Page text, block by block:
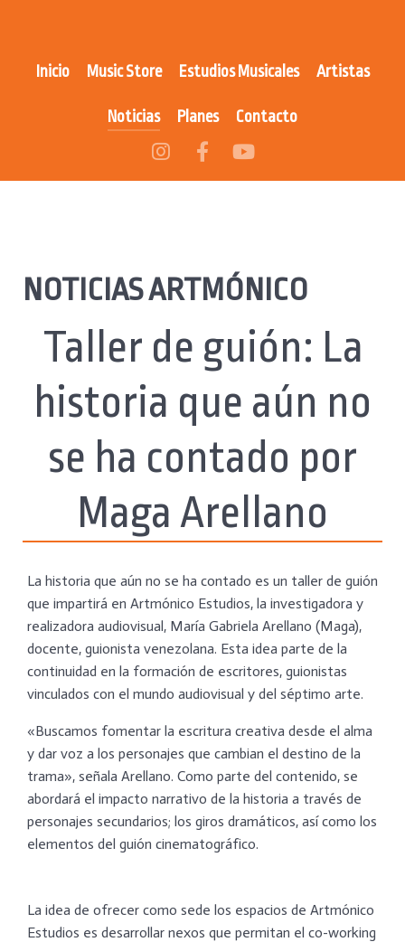
Inicio Music Store Estudios Musicales Artistas
Noticias Planes Contacto
NOTICIAS ARTMÓNICO
Taller de guión: La
historia que aún no
se ha contado por
Maga Arellano
La historia que aún no se ha contado es un taller de guión
que impartirá en Artmónico Estudios, la investigadora y
realizadora audiovisual, María Gabriela Arellano (Maga),
docente, guionista venezolana. Esta idea parte de la
continuidad en la formación de escritores, guionistas
vinculados con el mundo audiovisual y del séptimo arte.
«Buscamos fomentar la escritura creativa desde el alma
y dar voz a los personajes que cambian el destino de la
trama», señala Arellano. Como parte del contenido, se
abordará el impacto narrativo de la historia a través de
personajes secundarios; los giros dramáticos, así como los
elementos del guión cinematográfico.
La idea de ofrecer como sede los espacios de Artmónico
Estudios es desarrollar nexos que permitan el co-working